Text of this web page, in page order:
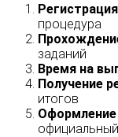
Регистрация
процедура
заданий
Время на
Получение
итогов